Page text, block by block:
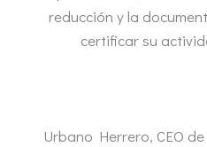
reducción y la
certificar su
Urbano Herrero, CEO